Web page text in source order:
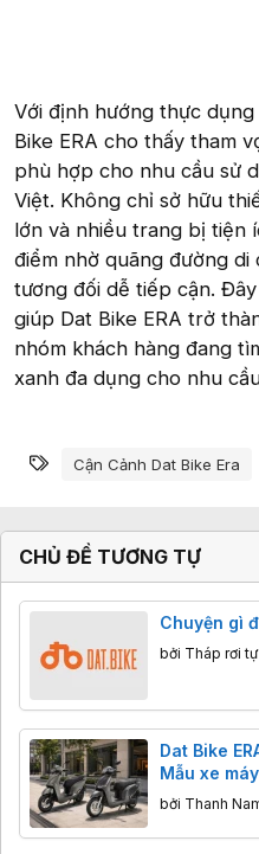
Với định hướng thực
Bike ERA cho thấy tham
phù hợp cho nhu cầu sử
Việt. Không chỉ sở hữu
lớn và nhiều trang bị tiện
điểm nhờ quãng đường di
tương đối dễ tiếp cận.
giúp Dat Bike ERA trở
nhóm khách hàng đang
xanh đa dụng cho nhu
Từ khóa
Cận Cảnh Dat Bike Era
CHỦ ĐỀ TƯƠNG TỰ
Chuyện gì
bởi Tháp rơi
Dat Bike
Mẫu xe
bởi Thanh